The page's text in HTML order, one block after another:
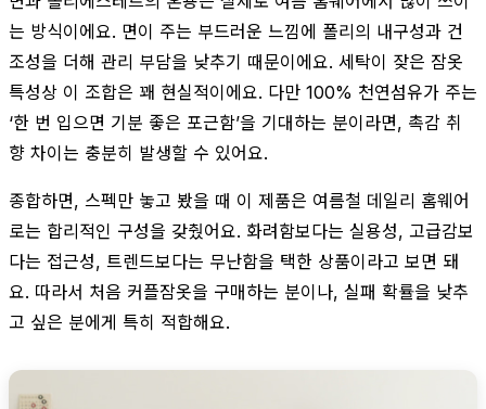
는 방식이에요. 면이 주는 부드러운 느낌에 폴리의 내구성과 건
조성을 더해 관리 부담을 낮추기 때문이에요. 세탁이 잦은 잠옷
특성상 이 조합은 꽤 현실적이에요. 다만 100% 천연섬유가 주는
‘한 번 입으면 기분 좋은 포근함’을 기대하는 분이라면, 촉감 취
향 차이는 충분히 발생할 수 있어요.
종합하면, 스펙만 놓고 봤을 때 이 제품은 여름철 데일리 홈웨어
로는 합리적인 구성을 갖췄어요. 화려함보다는 실용성, 고급감보
다는 접근성, 트렌드보다는 무난함을 택한 상품이라고 보면 돼
요. 따라서 처음 커플잠옷을 구매하는 분이나, 실패 확률을 낮추
고 싶은 분에게 특히 적합해요.